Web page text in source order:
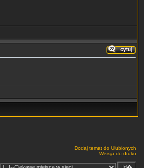
Dodaj temat do Ulubionych
Wersja do druku